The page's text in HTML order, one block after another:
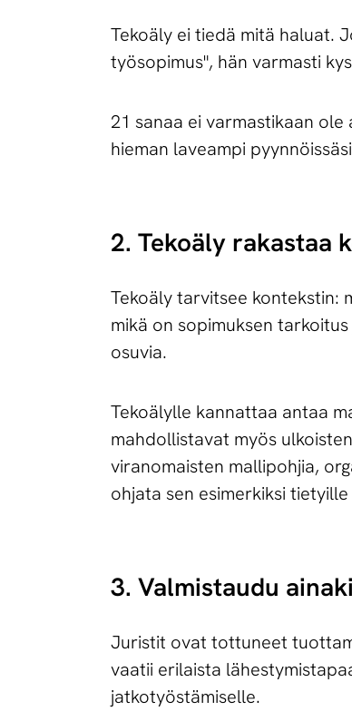
Tekoäly ei tiedä mitä haluat.
työsopimus", hän varmasti
21 sanaa ei varmastikaan
hieman laveampi
2. Tekoäly rakastaa
Tekoäly tarvitsee kontekstin:
mikä on sopimuksen
osuvia.
Tekoälylle kannattaa antaa
mahdollistavat myös
viranomaisten mallipohjia,
ohjata sen esimerkiksi
3. Valmistaudu
Juristit ovat tottuneet
vaatii erilaista
jatkotyöstämiselle.